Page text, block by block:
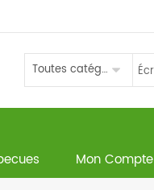
Toutes catégories
Mon Compte